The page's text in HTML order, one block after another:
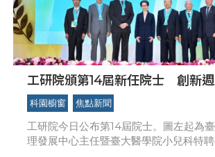
工研院頒第14屆新任院士 創新
蕭副總統親臨授證 肯定工研院為
界、讓臺灣更好」力量
科園櫥窗 焦點新聞
工研院今日公布第14屆院士。圖左起為
理發展中心主任暨臺大醫學院小兒科特